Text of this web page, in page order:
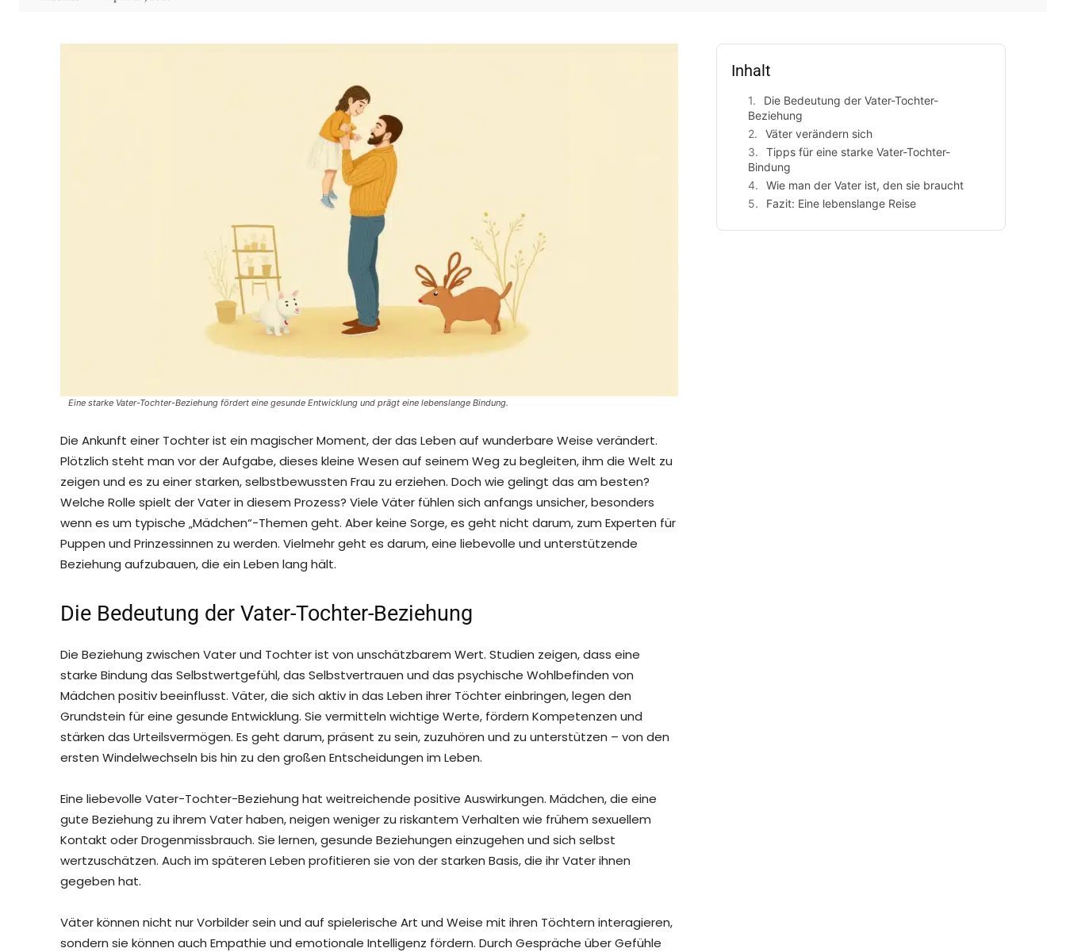
Eine starke Vater-Tochter-Beziehung fördert eine gesunde Entwicklung und prägt eine lebenslange Bindung.
Die Ankunft einer Tochter ist ein magischer Moment, der das Leben auf wunderbare Weise verändert.
Plötzlich steht man vor der Aufgabe, dieses kleine Wesen auf seinem Weg zu begleiten, ihm die Welt zu
zeigen und es zu einer starken, selbstbewussten Frau zu erziehen. Doch wie gelingt das am besten?
Welche Rolle spielt der Vater in diesem Prozess? Viele Väter fühlen sich anfangs unsicher, besonders
wenn es um typische „Mädchen“-Themen geht. Aber keine Sorge, es geht nicht darum, zum Experten für
Puppen und Prinzessinnen zu werden. Vielmehr geht es darum, eine liebevolle und unterstützende
Beziehung aufzubauen, die ein Leben lang hält.
Die Bedeutung der Vater-Tochter-Beziehung
Die Beziehung zwischen Vater und Tochter ist von unschätzbarem Wert. Studien zeigen, dass eine
starke Bindung das Selbstwertgefühl, das Selbstvertrauen und das psychische Wohlbefinden von
Mädchen positiv beeinflusst. Väter, die sich aktiv in das Leben ihrer Töchter einbringen, legen den
Grundstein für eine gesunde Entwicklung. Sie vermitteln wichtige Werte, fördern Kompetenzen und
stärken das Urteilsvermögen. Es geht darum, präsent zu sein, zuzuhören und zu unterstützen – von den
ersten Windelwechseln bis hin zu den großen Entscheidungen im Leben.
Eine liebevolle Vater-Tochter-Beziehung hat weitreichende positive Auswirkungen. Mädchen, die eine
gute Beziehung zu ihrem Vater haben, neigen weniger zu riskantem Verhalten wie frühem sexuellem
Kontakt oder Drogenmissbrauch. Sie lernen, gesunde Beziehungen einzugehen und sich selbst
wertzuschätzen. Auch im späteren Leben profitieren sie von der starken Basis, die ihr Vater ihnen
gegeben hat.
Väter können nicht nur Vorbilder sein und auf spielerische Art und Weise mit ihren Töchtern interagieren,
sondern sie können auch Empathie und emotionale Intelligenz fördern. Durch Gespräche über Gefühle
Inhalt
Die Bedeutung der Vater-Tochter-
Beziehung
Väter verändern sich
Tipps für eine starke Vater-Tochter-
Bindung
Wie man der Vater ist, den sie braucht
Fazit: Eine lebenslange Reise